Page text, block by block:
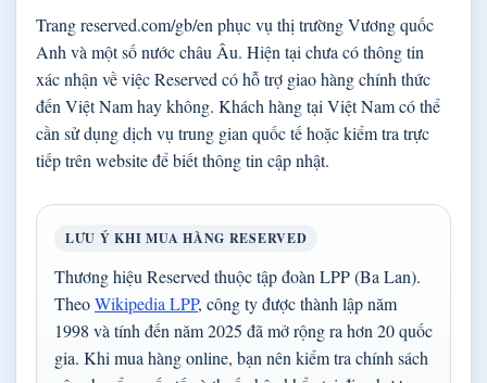
Trang reserved.com/gb/en phục vụ thị trường Vương quốc
Anh và một số nước châu Âu. Hiện tại chưa có thông tin
xác nhận về việc Reserved có hỗ trợ giao hàng chính thức
đến Việt Nam hay không. Khách hàng tại Việt Nam có thể
cần sử dụng dịch vụ trung gian quốc tế hoặc kiểm tra trực
tiếp trên website để biết thông tin cập nhật.
LƯU Ý KHI MUA HÀNG RESERVED
Thương hiệu Reserved thuộc tập đoàn LPP (Ba Lan).
TheoWikipedia LPP, công ty được thành lập năm
1998 và tính đến năm 2025 đã mở rộng ra hơn 20 quốc
gia. Khi mua hàng online, bạn nên kiểm tra chính sách